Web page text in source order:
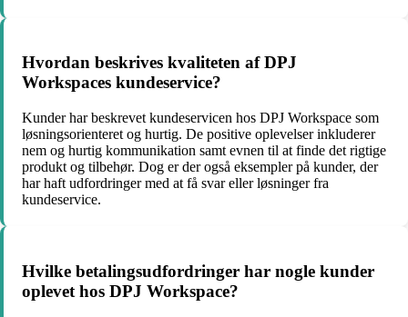
Hvordan beskrives kvaliteten af DPJ
Workspaces kundeservice?
Kunder har beskrevet kundeservicen hos DPJ Workspace som
løsningsorienteret og hurtig. De positive oplevelser inkluderer
nem og hurtig kommunikation samt evnen til at finde det rigtige
produkt og tilbehør. Dog er der også eksempler på kunder, der
har haft udfordringer med at få svar eller løsninger fra
kundeservice.
Hvilke betalingsudfordringer har nogle kunder
oplevet hos DPJ Workspace?